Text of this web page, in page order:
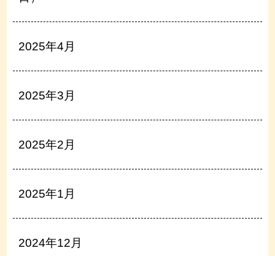
2025年4月
2025年3月
2025年2月
2025年1月
2024年12月